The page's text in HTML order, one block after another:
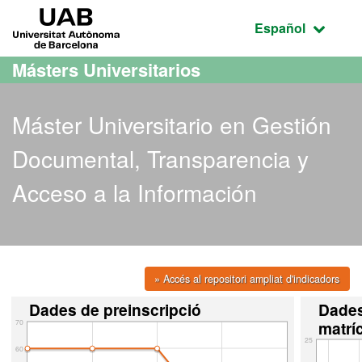
Acceso al contenido principal
Acceso a la navegación de la página
Idioma
Español
Másters Universitarios
Máster Universitario en Gestión
Documental, Transparencia y
Acceso a la Información
» Accés al repositori ampliat d'indicadors
25
Dades de preinscripció
60
70